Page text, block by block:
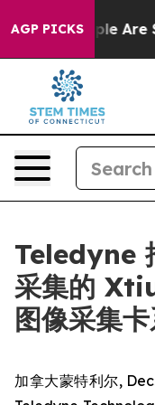
AGP PICKS
“People Are
Teledyne
采集的
图像采集
加拿大蒙特利尔,